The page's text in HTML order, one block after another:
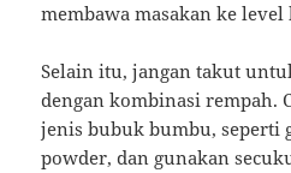
membawa masakan ke
Selain itu, jangan takut
dengan kombinasi rempah.
jenis bubuk bumbu, seperti
powder, dan gunakan